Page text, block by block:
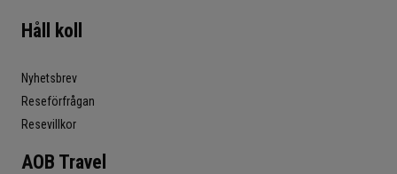
Håll koll
Nyhetsbrev
Reseförfrågan
Resevillkor
AOB Travel